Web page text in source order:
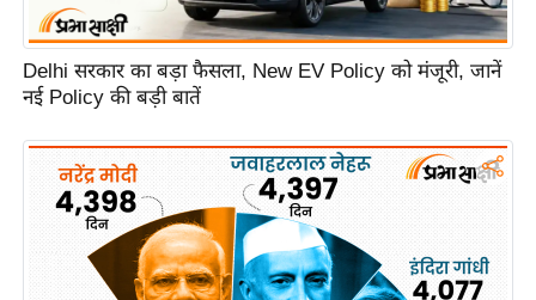
Delhi सरकार का बड़ा फैसला, New EV Policy को मंजूरी, जानें
नई Policy की बड़ी बातें